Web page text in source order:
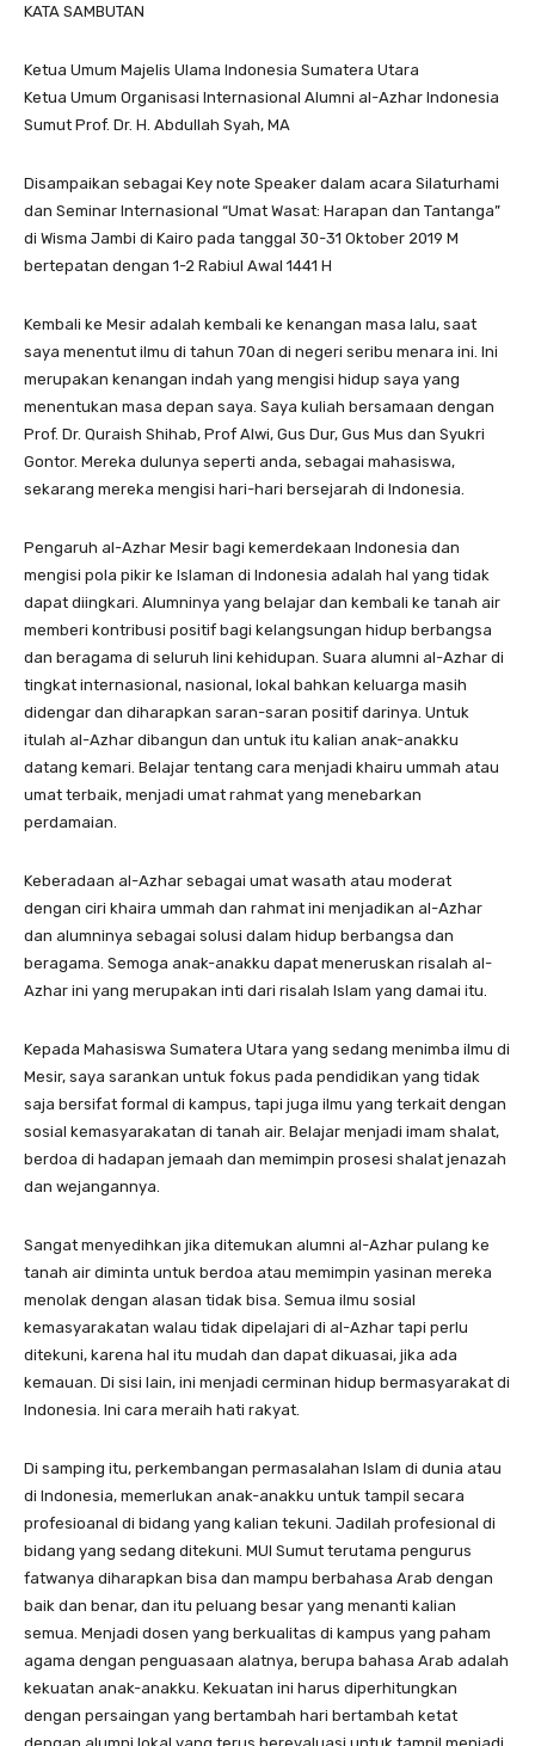
KATA SAMBUTAN
Ketua Umum Majelis Ulama Indonesia Sumatera Utara
Ketua Umum Organisasi Internasional Alumni al-Azhar Indonesia
Sumut Prof. Dr. H. Abdullah Syah, MA
Disampaikan sebagai Key note Speaker dalam acara Silaturhami
dan Seminar Internasional “Umat Wasat: Harapan dan Tantanga”
di Wisma Jambi di Kairo pada tanggal 30-31 Oktober 2019 M
bertepatan dengan 1-2 Rabiul Awal 1441 H
Kembali ke Mesir adalah kembali ke kenangan masa lalu, saat
saya menentut ilmu di tahun 70an di negeri seribu menara ini. Ini
merupakan kenangan indah yang mengisi hidup saya yang
menentukan masa depan saya. Saya kuliah bersamaan dengan
Prof. Dr. Quraish Shihab, Prof Alwi, Gus Dur, Gus Mus dan Syukri
Gontor. Mereka dulunya seperti anda, sebagai mahasiswa,
sekarang mereka mengisi hari-hari bersejarah di Indonesia.
Pengaruh al-Azhar Mesir bagi kemerdekaan Indonesia dan
mengisi pola pikir ke Islaman di Indonesia adalah hal yang tidak
dapat diingkari. Alumninya yang belajar dan kembali ke tanah air
memberi kontribusi positif bagi kelangsungan hidup berbangsa
dan beragama di seluruh lini kehidupan. Suara alumni al-Azhar di
tingkat internasional, nasional, lokal bahkan keluarga masih
didengar dan diharapkan saran-saran positif darinya. Untuk
itulah al-Azhar dibangun dan untuk itu kalian anak-anakku
datang kemari. Belajar tentang cara menjadi khairu ummah atau
umat terbaik, menjadi umat rahmat yang menebarkan
perdamaian.
Keberadaan al-Azhar sebagai umat wasath atau moderat
dengan ciri khaira ummah dan rahmat ini menjadikan al-Azhar
dan alumninya sebagai solusi dalam hidup berbangsa dan
beragama. Semoga anak-anakku dapat meneruskan risalah al-
Azhar ini yang merupakan inti dari risalah Islam yang damai itu.
Kepada Mahasiswa Sumatera Utara yang sedang menimba ilmu di
Mesir, saya sarankan untuk fokus pada pendidikan yang tidak
saja bersifat formal di kampus, tapi juga ilmu yang terkait dengan
sosial kemasyarakatan di tanah air. Belajar menjadi imam shalat,
berdoa di hadapan jemaah dan memimpin prosesi shalat jenazah
dan wejangannya.
Sangat menyedihkan jika ditemukan alumni al-Azhar pulang ke
tanah air diminta untuk berdoa atau memimpin yasinan mereka
menolak dengan alasan tidak bisa. Semua ilmu sosial
kemasyarakatan walau tidak dipelajari di al-Azhar tapi perlu
ditekuni, karena hal itu mudah dan dapat dikuasai, jika ada
kemauan. Di sisi lain, ini menjadi cerminan hidup bermasyarakat di
Indonesia. Ini cara meraih hati rakyat.
Di samping itu, perkembangan permasalahan Islam di dunia atau
di Indonesia, memerlukan anak-anakku untuk tampil secara
profesioanal di bidang yang kalian tekuni. Jadilah profesional di
bidang yang sedang ditekuni. MUI Sumut terutama pengurus
fatwanya diharapkan bisa dan mampu berbahasa Arab dengan
baik dan benar, dan itu peluang besar yang menanti kalian
semua. Menjadi dosen yang berkualitas di kampus yang paham
agama dengan penguasaan alatnya, berupa bahasa Arab adalah
kekuatan anak-anakku. Kekuatan ini harus diperhitungkan
dengan persaingan yang bertambah hari bertambah ketat